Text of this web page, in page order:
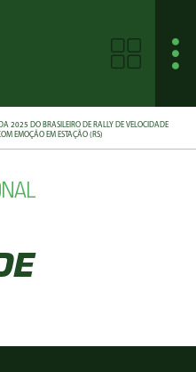
2025 DO BRASILEIRO DE RALLY DE VELOCIDADE
EMOÇÃO EM ESTAÇÃO (RS)